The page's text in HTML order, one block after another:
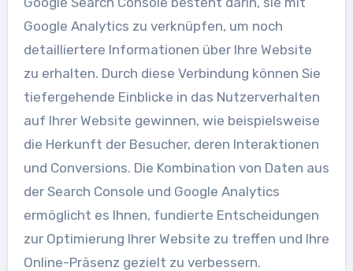
Google Analytics zu verknüpfen, um noch
detailliertere Informationen über Ihre Website
zu erhalten. Durch diese Verbindung können Sie
tiefergehende Einblicke in das Nutzerverhalten
auf Ihrer Website gewinnen, wie beispielsweise
die Herkunft der Besucher, deren Interaktionen
und Conversions. Die Kombination von Daten aus
der Search Console und Google Analytics
ermöglicht es Ihnen, fundierte Entscheidungen
zur Optimierung Ihrer Website zu treffen und Ihre
Online-Präsenz gezielt zu verbessern.